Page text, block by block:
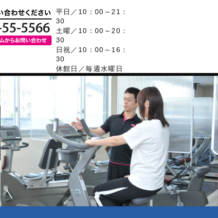
平日／10：00～21：
30
土曜／10：00～20：
30
日祝／10：00～16：
30
休館日／毎週水曜日